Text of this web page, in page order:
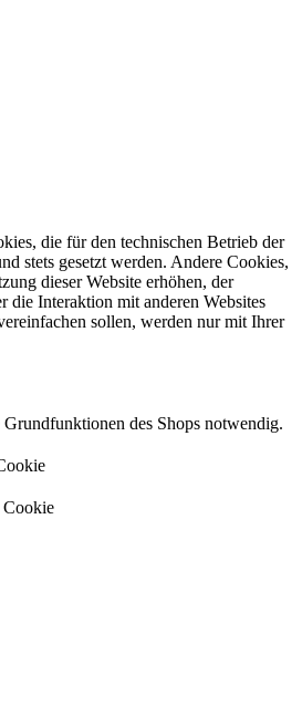
die für den technischen Betrieb der
stets gesetzt werden. Andere Cookies,
dieser Website erhöhen, der
die Interaktion mit anderen Websites
sollen, werden nur mit Ihrer
des Shops notwendig.